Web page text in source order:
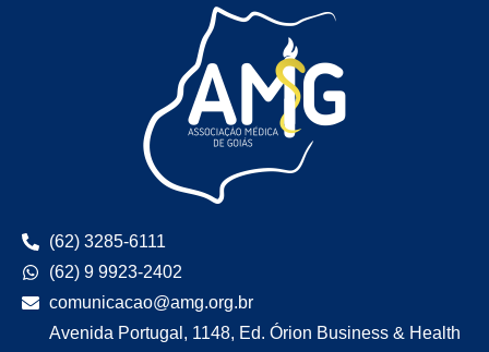
(62) 3285-6111
(62) 9 9923-2402
comunicacao@amg.org.br
Avenida Portugal, 1148, Ed. Órion Business & Health